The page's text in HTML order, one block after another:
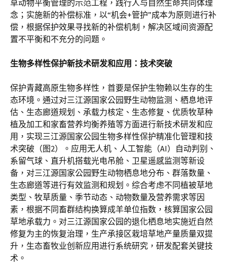
草动物平衡管理的示范工程，践行人与自然生命共同体理
念；实施新的补偿标准，以“机会+管护”成本为原则进行补
偿，根据保护效果寻找新的补偿机制，解决区域间资源配
置不平衡和不充分的问题。
生物多样性保护新技术研发和应用：技术突破
保护青藏高原生物多样性，首要是保护生物赖以生存的生
态环境。通过对三江源国家公园野生动物监测、栖息地评
估、生态廊道规划、承载力核定、生态修复、优质牧草种
植及加工和家畜营养均衡养殖等方面进行新技术研发和应
用，实现三江源国家公园生物多样性保护精准化管理和技
术突破（图2）。应用无人机、人工智能（AI）自动判别、
系留气球、直升机搭载光电吊舱、卫星遥感监测等新设
备，对三江源国家公园野生动物栖息地分布、群落数量、
生态廊道等进行有效监测和规划。综合考虑不同植被草地
类型、牧草质量、季节动态、动物数量及营养需求等因
素，根据不同畜群结构换算成羊单位指数，核算国家公园
草地承载力。对三江源国家公园的退化栖息地实施近自然
修复为主的恢复治理，生产承接区栽培草地产量质量双提
升，生态畜牧业创新应用进行系统研究，研发配套关键技
术。